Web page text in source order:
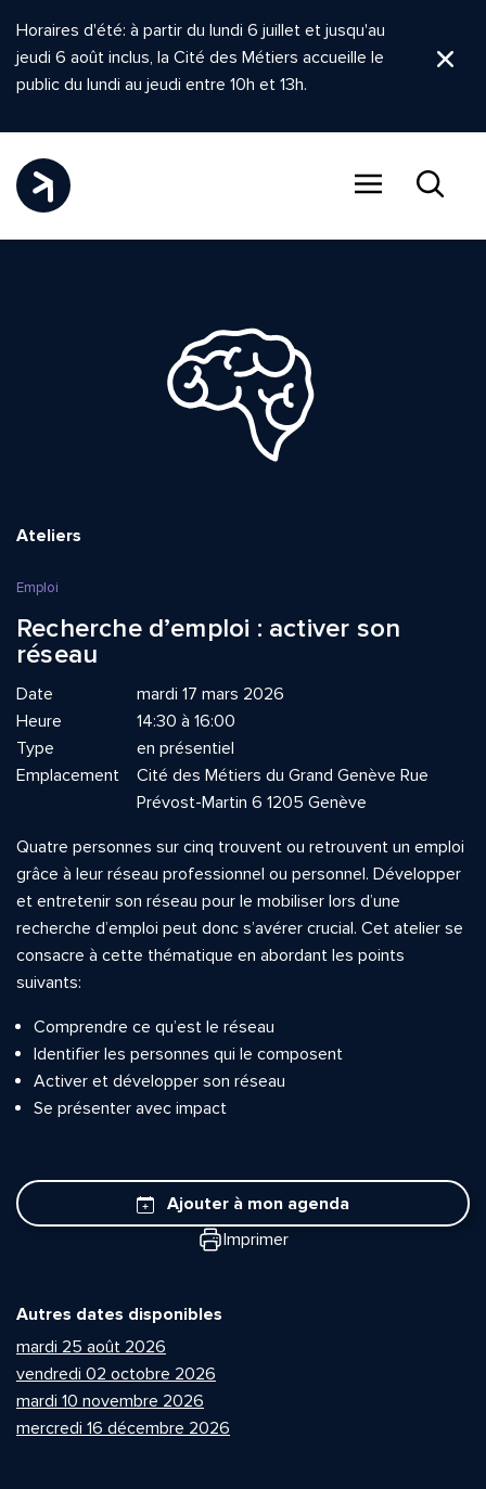
Horaires d'été: à partir du lundi 6 juillet et jusqu'au
jeudi 6 août inclus, la Cité des Métiers accueille le
public du lundi au jeudi entre 10h et 13h.
Ateliers
Emploi
Recherche d’emploi : activer son
réseau
Date
mardi 17 mars 2026
Heure
14:30 à 16:00
Type
en présentiel
Emplacement
Cité des Métiers du Grand Genève Rue
Prévost-Martin 6 1205 Genève
Quatre personnes sur cinq trouvent ou retrouvent un emploi
grâce à leur réseau professionnel ou personnel. Développer
et entretenir son réseau pour le mobiliser lors d’une
recherche d’emploi peut donc s’avérer crucial. Cet atelier se
consacre à cette thématique en abordant les points
suivants:
Comprendre ce qu’est le réseau
Identifier les personnes qui le composent
Activer et développer son réseau
Se présenter avec impact
Ajouter à mon agenda
Imprimer
Autres dates disponibles
mardi 25 août 2026
vendredi 02 octobre 2026
mardi 10 novembre 2026
mercredi 16 décembre 2026